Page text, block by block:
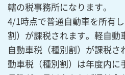
轄の税事務所になります。
4/1時点で普通自動車を所有
割）が課税されます。軽自
自動車税（種別割）が課税さ
動車税（種別割）は年度内に